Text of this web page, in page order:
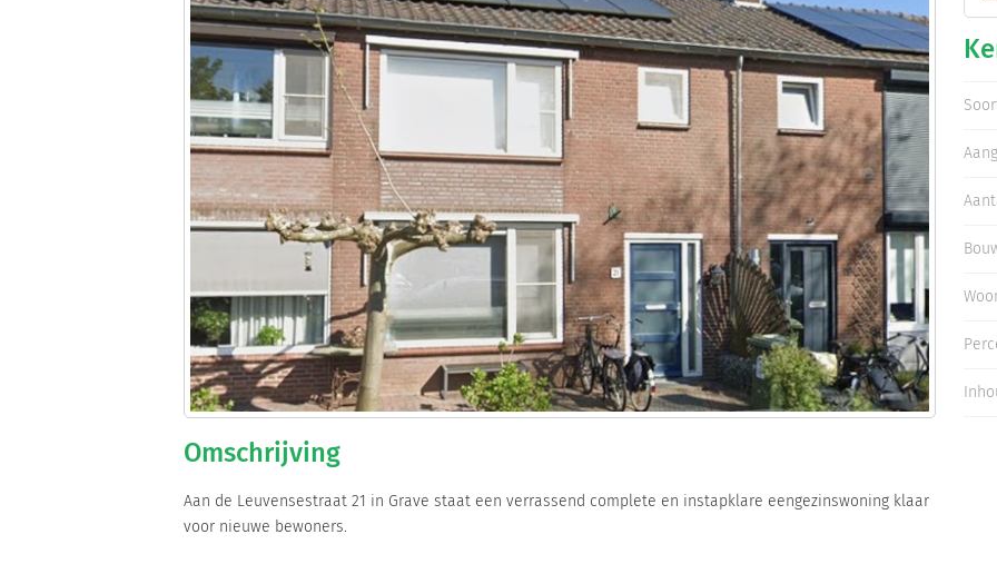
Informatiegesprek
Inloggen
Omschrijving
Aan de Leuvensestraat 21 in Grave staat een verrassend complete en instapklare eengezinswoning klaar
voor nieuwe bewoners.